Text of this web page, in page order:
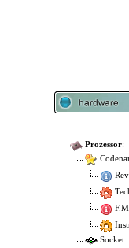
Prozessor:
Socket: